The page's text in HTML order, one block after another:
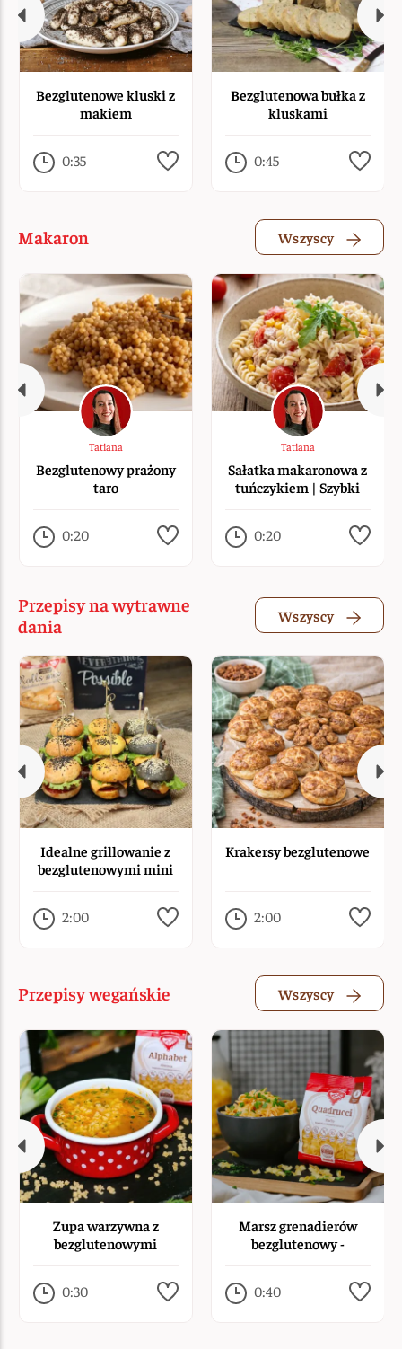
Bezglutenowe kluski z
makiem
0:35
Bezglutenowa bułka z
kluskami
0:45
Makaron Wszyscy
Tatiana
Bezglutenowy prażony
taro
0:20
Tatiana
Sałatka makaronowa z
tuńczykiem | Szybki
0:20
Przepisy na wytrawne
dania
Wszyscy
Idealne grillowanie z
bezglutenowymi mini
2:00
Krakersy bezglutenowe
2:00
Przepisy wegańskie Wszyscy
Zupa warzywna z
bezglutenowymi
0:30
Marsz grenadierów
bezglutenowy -
0:40